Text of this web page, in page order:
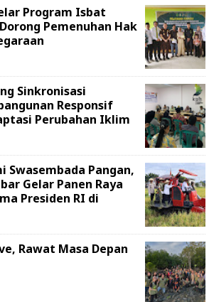
Program Isbat
Pemenuhan Hak
Sinkronisasi
Responsif
Perubahan Iklim
Swasembada Pangan,
Gelar Panen Raya
Presiden RI di
Rawat Masa Depan